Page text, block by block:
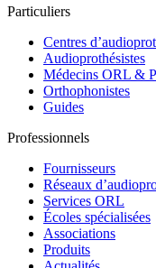
Particuliers
Centres
Audioprothésistes
Médecins ORL &
Orthophonistes
Guides
Professionnels
Fournisseurs
Réseaux
Services ORL
Écoles spécialisées
Associations
Produits